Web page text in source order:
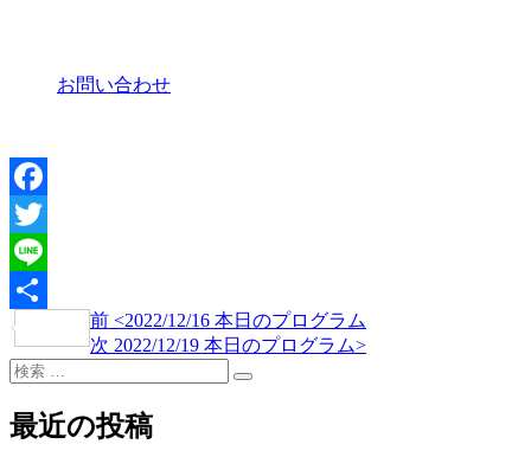
お問い合わせ
Facebook
Twitter
Line
共
有
投
稿
ビ
過
去
稿
前 <2022/12/16 本日のプログラム
次
稿
次 2022/12/19 本日のプログラム>
検
検
最近の投稿